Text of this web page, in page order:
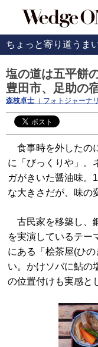
ちょっと寄り道うま
塩の道は五平餅
豊田市、足助の
森枝卓士 （ フォトジャーナ
食事時を外したの
に「びっくりや」。
ガがきいた醤油味。
な大きさだが、味の
古民家を移築し、
を実演しているテー
にある「桧茶屋(ひ
い。かけソバに鮎の
の位置付けも実感と